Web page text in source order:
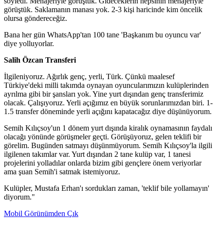
görüştük. Saklamanın manası yok. 2-3 kişi haricinde kim öncelik
olursa göndereceğiz.
Bana her gün WhatsApp'tan 100 tane 'Başkanım bu oyuncu var'
diye yolluyorlar.
Salih Özcan Transferi
İlgileniyoruz. Ağırlık genç, yerli, Türk. Çünkü maalesef
Türkiye'deki milli takımda oynayan oyuncularımızın kulüplerinden
ayrılma gibi bir şansları yok. Yine yurt dışından genç transferimiz
olacak. Çalışıyoruz. Yerli açığımız en büyük sorunlarımızdan biri. 1-
1.5 transfer döneminde yerli açığını kapatacağız diye düşünüyorum.
Semih Kılıçsoy'un 1 dönem yurt dışında kiralık oynamasının faydalı
olacağı yönünde görüşmeler geçti. Görüşüyoruz, gelen teklifi bir
görelim. Bugünden satmayı düşünmüyorum. Semih Kılıçsoy'la ilgili
ilgilenen takımlar var. Yurt dışından 2 tane kulüp var, 1 tanesi
projelerini yolladılar onlarda bizim gibi gençlere önem veriyorlar
ama şuan Semih'i satmak istemiyoruz.
Kulüpler, Mustafa Erhan'ı sordukları zaman, 'teklif bile yollamayın'
diyorum."
Mobil Görünümden Çık